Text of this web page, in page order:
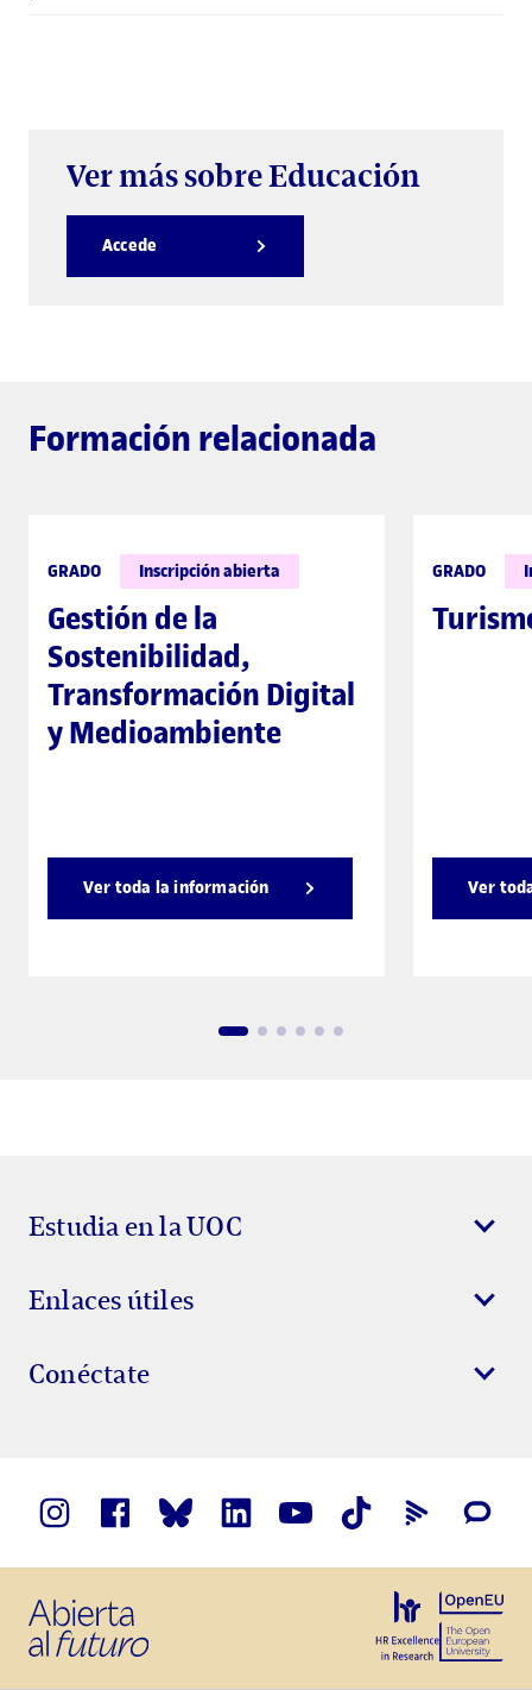
Ver más sobre Educación
Accede
Formación relacionada
GRADO Inscripción abierta
Gestión de la
Sostenibilidad,
Transformación Digital
y Medioambiente
Ver toda la información
GRADO
Ver
Estudia en la UOC
Enlaces útiles
Conéctate